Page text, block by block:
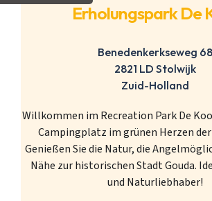
Erholungspark De
Benedenkerkseweg 68
2821 LD Stolwijk
Zuid-Holland
Willkommen im Recreation Park De
Campingplatz im grünen Herzen
Genießen Sie die Natur, die
Nähe zur historischen Stadt Gouda.
und Naturliebhaber!